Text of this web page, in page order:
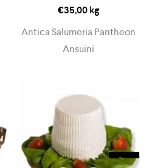
€35,00kg
Antica Salumeria Pantheon
Ansuini